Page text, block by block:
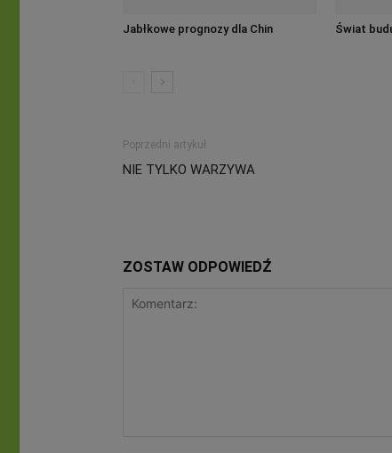
Jabłkowe prognozy dla Chin Świat
Poprzedni artykuł
NIE TYLKO WARZYWA
ZOSTAW ODPOWIEDŹ